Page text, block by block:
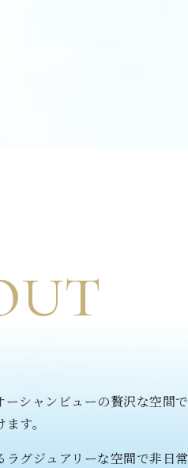
ーシャンビューの贅沢な空間
す。
ラグジュアリーな空間で非日